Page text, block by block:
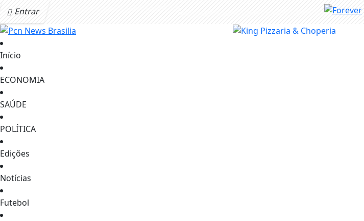
Entrar
Início
ECONOMIA
SAÚDE
POLÍTICA
Edições
Notícias
Futebol